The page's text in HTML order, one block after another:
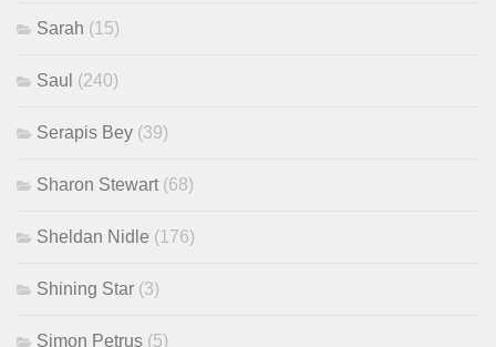
Sarah (15)
Saul (240)
Serapis Bey (39)
Sharon Stewart (68)
Sheldan Nidle (176)
Shining Star (3)
Simon Petrus (5)